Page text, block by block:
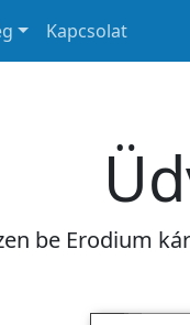
Kapcsolat
be Erodium